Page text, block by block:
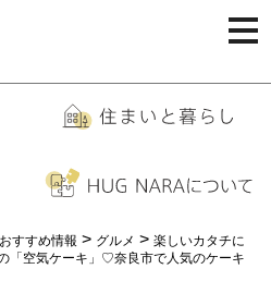
すすめ情報 > グルメ > 楽しいカタチに
「空気ケーキ」♡奈良市で人気のケーキ